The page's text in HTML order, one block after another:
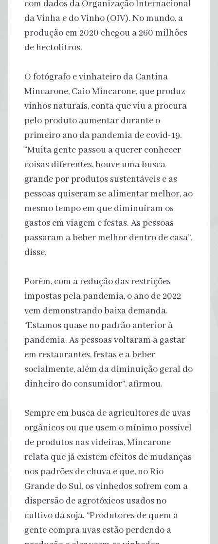
com dados da Organização Internacional
da Vinha e do Vinho (OIV). No mundo, a
produção em 2020 chegou a 260 milhões
de hectolitros.
O fotógrafo e vinhateiro da Cantina
Mincarone, Caio Mincarone, que produz
vinhos naturais, conta que viu a procura
pelo produto aumentar durante o
primeiro ano da pandemia de covid-19.
“Muita gente passou a querer conhecer
coisas diferentes, houve uma busca
grande por produtos sustentáveis e as
pessoas quiseram se alimentar melhor, ao
mesmo tempo em que diminuíram os
gastos em viagem e festas. As pessoas
passaram a beber melhor dentro de casa”,
disse.
Porém, com a redução das restrições
impostas pela pandemia, o ano de 2022
vem demonstrando baixa demanda.
“Estamos quase no padrão anterior à
pandemia. As pessoas voltaram a gastar
em restaurantes, festas e a beber
socialmente, além da diminuição geral do
dinheiro do consumidor”, afirmou.
Sempre em busca de agricultores de uvas
orgânicos ou que usem o mínimo possível
de produtos nas videiras, Mincarone
relata que já existem efeitos de mudanças
nos padrões de chuva e que, no Rio
Grande do Sul, os vinhedos sofrem com a
dispersão de agrotóxicos usados no
cultivo da soja. “Produtores de quem a
gente compra uvas estão perdendo a